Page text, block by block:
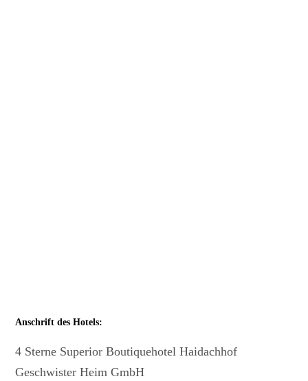
Anschrift des Hotels:
4 Sterne Superior Boutiquehotel Haidachhof
Geschwister Heim GmbH